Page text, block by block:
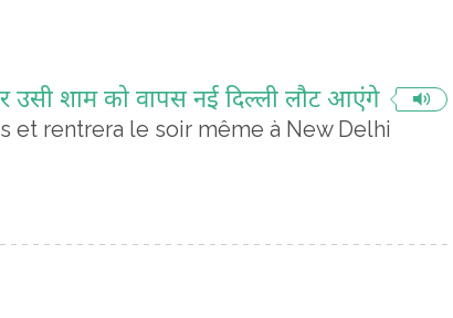
उसी शाम को वापस नई दिल्ली लौट आएंगे
et rentrera le soir même à New Delhi